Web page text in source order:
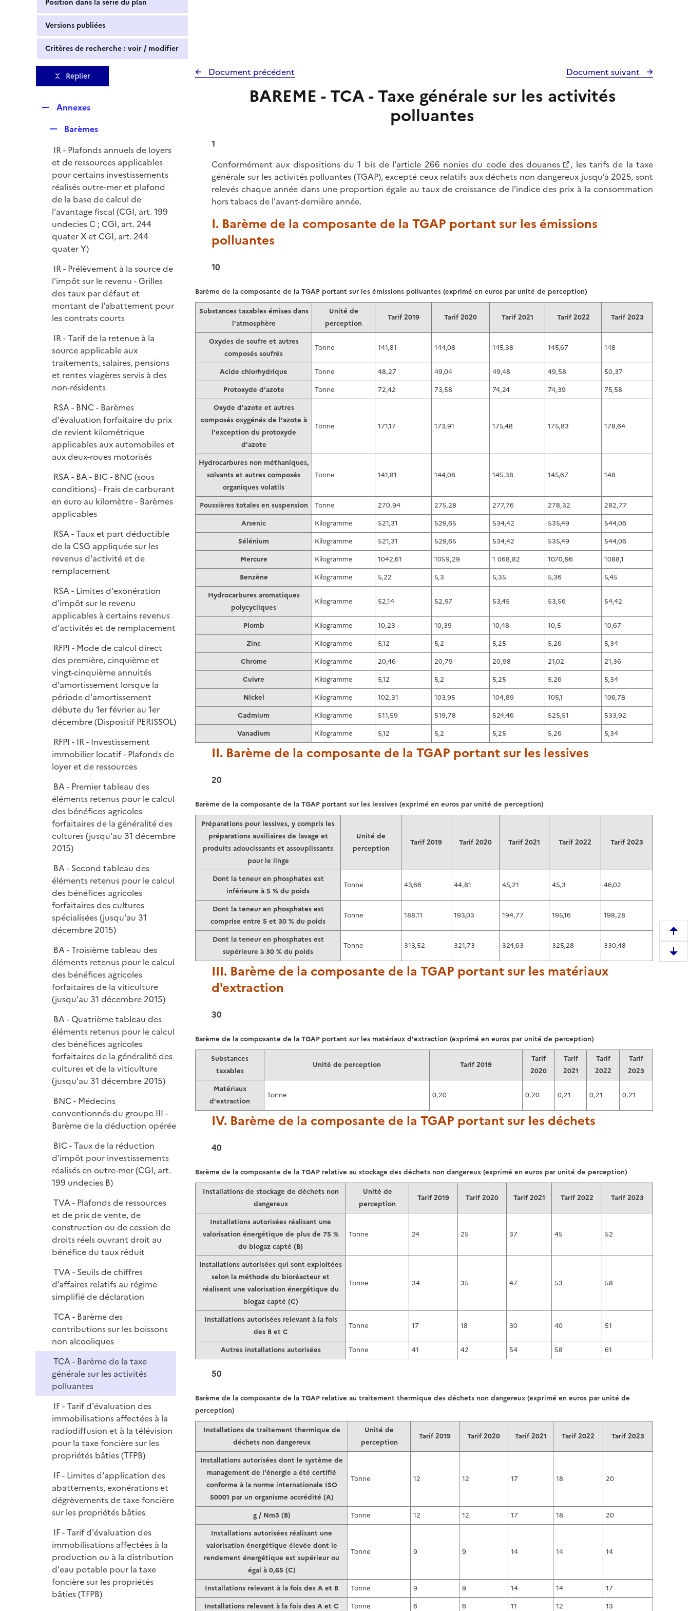
Position dans la série du plan
Versions publiées
Critères de recherche : voir / modifier
Replier
p
e
r
Annexes
p
l
i
e
r
Barèmes
IR - Plafonds annuels de loyers
et de ressources applicables
pour certains investissements
réalisés outre-mer et plafond
de la base de calcul de
l'avantage fiscal (CGI, art. 199
undecies C ; CGI, art. 244
quater X et CGI, art. 244
quater Y)
IR - Prélèvement à la source de
l'impôt sur le revenu - Grilles
des taux par défaut et
montant de l'abattement pour
les contrats courts
IR - Tarif de la retenue à la
source applicable aux
traitements, salaires, pensions
et rentes viagères servis à des
non-résidents
RSA - BNC - Barèmes
d'évaluation forfaitaire du prix
de revient kilométrique
applicables aux automobiles et
aux deux-roues motorisés
RSA - BA - BIC - BNC (sous
conditions) - Frais de carburant
en euro au kilomètre - Barèmes
applicables
RSA - Taux et part déductible
de la CSG appliquée sur les
revenus d'activité et de
remplacement
RSA - Limites d'exonération
d'impôt sur le revenu
applicables à certains revenus
d'activités et de remplacement
RFPI - Mode de calcul direct
des première, cinquième et
vingt-cinquième annuités
d'amortissement lorsque la
période d'amortissement
débute du 1er février au 1er
décembre (Dispositif PERISSOL)
RFPI - IR - Investissement
immobilier locatif - Plafonds de
loyer et de ressources
BA - Premier tableau des
éléments retenus pour le calcul
des bénéfices agricoles
forfaitaires de la généralité des
cultures (jusqu'au 31 décembre
2015)
BA - Second tableau des
éléments retenus pour le calcul
des bénéfices agricoles
forfaitaires des cultures
spécialisées (jusqu'au 31
décembre 2015)
BA - Troisième tableau des
éléments retenus pour le calcul
des bénéfices agricoles
forfaitaires de la viticulture
(jusqu'au 31 décembre 2015)
BA - Quatrième tableau des
éléments retenus pour le calcul
des bénéfices agricoles
forfaitaires de la généralité des
cultures et de la viticulture
(jusqu'au 31 décembre 2015)
BNC - Médecins
conventionnés du groupe III -
Barème de la déduction opérée
BIC - Taux de la réduction
d'impôt pour investissements
réalisés en outre-mer (CGI, art.
199 undecies B)
TVA - Plafonds de ressources
et de prix de vente, de
construction ou de cession de
droits réels ouvrant droit au
bénéfice du taux réduit
TVA - Seuils de chiffres
d’affaires relatifs au régime
simplifié de déclaration
TCA - Barème des
contributions sur les boissons
non alcooliques
TCA - Barème de la taxe
générale sur les activités
polluantes
IF - Tarif d'évaluation des
immobilisations affectées à la
radiodiffusion et à la télévision
pour la taxe foncière sur les
propriétés bâties (TFPB)
IF - Limites d'application des
abattements, exonérations et
dégrèvements de taxe foncière
sur les propriétés bâties
IF - Tarif d'évaluation des
immobilisations affectées à la
production ou à la distribution
d'eau potable pour la taxe
foncière sur les propriétés
bâties (TFPB)
Document précédent Document suivant
BAREME - TCA - Taxe générale sur les activités
polluantes
1
Conformément aux dispositions du 1 bis de l'article 266 nonies du code des douanes
, les tarifs de la taxe
générale sur les activités polluantes (TGAP), excepté ceux relatifs aux déchets non dangereux jusqu’à 2025, sont
relevés chaque année dans une proportion égale au taux de croissance de l'indice des prix à la consommation
hors tabacs de l'avant-dernière année.
I. Barème de la composante de la TGAP portant sur les émissions
polluantes
10
Substances taxables émises dans
l'atmosphère
Unité de
perception
Tarif 2019 Tarif 2020 Tarif 2021 Tarif 2022 Tarif 2023
Oxydes de soufre et autres
composés soufrés
Tonne 141,81 144,08 145,38 145,67 148
Acide chlorhydrique Tonne 48,27 49,04 49,48 49,58
50,37
Protoxyde d'azote
Tonne 72,42 73,58 74,24 74,39
75,58
Oxyde d'azote et autres
composés oxygénés de l'azote à
l'exception du protoxyde
d'azote
Tonne 171,17 173,91 175,48 175,83 178,64
Hydrocarbures non méthaniques,
solvants et autres composés
organiques volatils
Tonne 141,81 144,08 145,38 145,67 148
Poussières totales en suspension Tonne 270,94 275,28 277,76 278,32
282,77
Arsenic
Kilogramme 521,31 529,65 534,42 535,49
544,06
Sélénium
Kilogramme 521,31 529,65 534,42 535,49
544,06
Mercure
Kilogramme 1042,61 1059,29 1 068,82 1070,96
1088,1
Benzène
Kilogramme 5,22 5,3 5,35 5,36
5,45
Hydrocarbures aromatiques
polycycliques
Kilogramme 52,14 52,97 53,45 53,56 54,42
Plomb Kilogramme 10,23 10,39 10,48 10,5
10,67
Zinc
Kilogramme 5,12 5,2 5,25 5,26
5,34
Chrome
Kilogramme 20,46 20,79 20,98 21,02
21,36
Cuivre
Kilogramme 5,12 5,2 5,25 5,26
5,34
Nickel
Kilogramme 102,31 103,95 104,89 105,1
106,78
Cadmium
Kilogramme 511,59 519,78 524,46 525,51
533,92
Vanadium
Kilogramme 5,12 5,2 5,25 5,26 5,34
Barème de la composante de la TGAP portant sur les émissions polluantes (exprimé en euros par unité de perception)
II. Barème de la composante de la TGAP portant sur les lessives
20
Préparations pour lessives, y compris les
préparations auxiliaires de lavage et
produits adoucissants et assouplissants
pour le linge
Unité de
perception
Tarif 2019 Tarif 2020 Tarif 2021 Tarif 2022 Tarif 2023
Dont la teneur en phosphates est
inférieure à 5 % du poids
Tonne 43,66 44,81 45,21 45,3 46,02
Dont la teneur en phosphates est
comprise entre 5 et 30 % du poids
Tonne 188,11 193,03 194,77 195,16 198,28
Dont la teneur en phosphates est
supérieure à 30 % du poids
Tonne 313,52 321,73 324,63 325,28 330,48
Barème de la composante de la TGAP portant sur les lessives (exprimé en euros par unité de perception)
III. Barème de la composante de la TGAP portant sur les matériaux
d'extraction
30
Substances
taxables
Unité de perception Tarif 2019
Tarif
2020
Tarif
2021
Tarif
2022
Tarif
2023
Matériaux
d'extraction
Tonne 0,20 0,20 0,21 0,21 0,21
Barème de la composante de la TGAP portant sur les matériaux d'extraction (exprimé en euros par unité de perception)
IV. Barème de la composante de la TGAP portant sur les déchets
40
Installations de stockage de déchets non
dangereux
Unité de
perception
Tarif 2019 Tarif 2020 Tarif 2021 Tarif 2022 Tarif 2023
Installations autorisées réalisant une
valorisation énergétique de plus de 75 %
du biogaz capté (B)
Tonne 24 25 37 45 52
Installations autorisées qui sont exploitées
selon la méthode du bioréacteur et
réalisent une valorisation énergétique du
biogaz capté (C)
Tonne 34 35 47 53 58
Installations autorisées relevant à la fois
des B et C
Tonne 17 18 30 40 51
Autres installations autorisées Tonne 41 42 54 58 61
Barème de la composante de la TGAP relative au stockage des déchets non dangereux (exprimé en euros par unité de perception)
50
Installations de traitement thermique de
déchets non dangereux
Unité de
perception
Tarif 2019 Tarif 2020 Tarif 2021 Tarif 2022 Tarif 2023
Installations autorisées dont le système de
management de l'énergie a été certifié
conforme à la norme internationale ISO
50001 par un organisme accrédité (A)
Tonne 12 12 17 18 20
g / Nm3 (B) Tonne 12 12 17 18
20
Installations autorisées réalisant une
valorisation énergétique élevée dont le
rendement énergétique est supérieur ou
égal à 0,65 (C)
Tonne 9 9 14 14 14
Installations relevant à la fois des A et B Tonne 9 9 14 14
17
Installations relevant à la fois des A et C
Tonne 6 6 11 12 13
Barème de la composante de la TGAP relative au traitement thermique des déchets non dangereux (exprimé en euros par unité de
perception)
e
m
D